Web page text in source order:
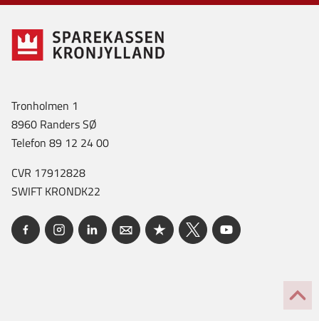
Tronholmen 1
8960 Randers SØ
Telefon 89 12 24 00
CVR 17912828
SWIFT KRONDK22